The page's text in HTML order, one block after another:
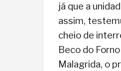
já que a
assim,
cheio de
Beco do
Malagrida, o